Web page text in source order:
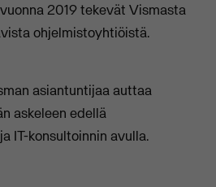
2019 tekevät Vismasta
ohjelmistoyhtiöistä.
asiantuntijaa auttaa
askeleen edellä
IT-konsultoinnin avulla.